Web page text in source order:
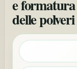
e
delle polveri